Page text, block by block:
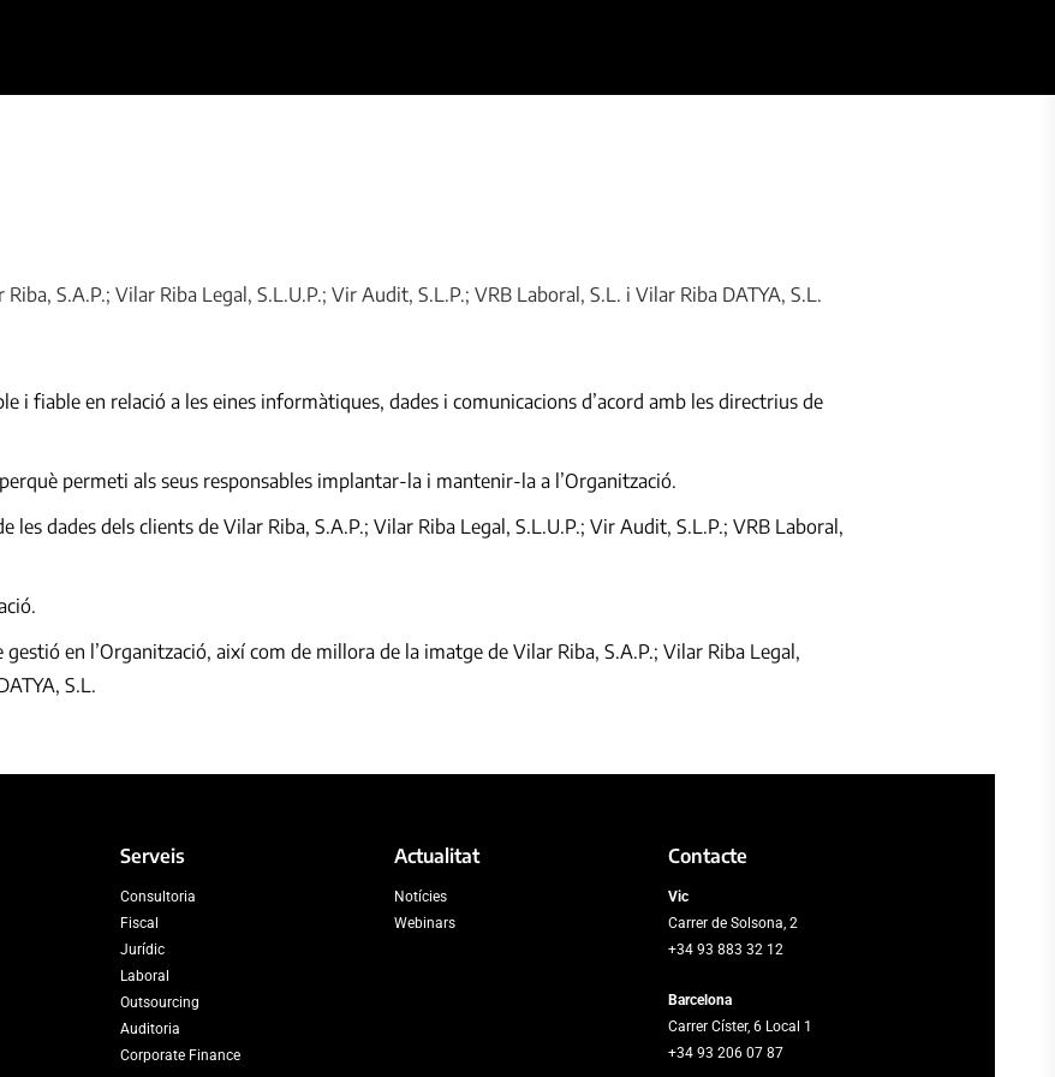
Riba, S.A.P.; Vilar Riba Legal, S.L.U.P.; Vir Audit, S.L.P.; VRB Laboral, S.L. i Vilar Riba DATYA, S.L.
i fiable en relació a les eines informàtiques, dades i comunicacions d’acord amb les directrius de
permeti als seus responsables implantar-la i mantenir-la a l’Organització.
dades dels clients de Vilar Riba, S.A.P.; Vilar Riba Legal, S.L.U.P.; Vir Audit, S.L.P.; VRB Laboral,
gestió en l’Organització, així com de millora de la imatge de Vilar Riba, S.A.P.; Vilar Riba Legal,
S.L.
Serveis
Consultoria
Fiscal
Jurídic
Laboral
Outsourcing
Auditoria
Corporate Finance
Actualitat
Notícies
Webinars
Contacte
Vic
Carrer de Solsona, 2
+34 93 883 32 12
Barcelona
Carrer Císter, 6 Local 1
+34 93 206 07 87